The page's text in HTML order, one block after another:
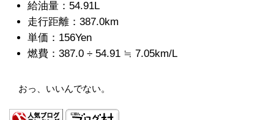
給油量：54.91L
走行距離：387.0km
単価：156Yen
燃費：387.0 ÷ 54.91 ≒ 7.05km/L
おっ、いいんでない。